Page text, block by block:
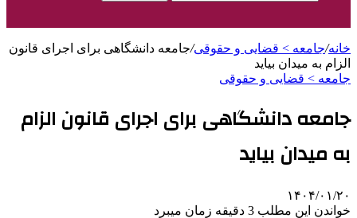
خانه/جامعه > قضایی و حقوقی/جامعه دانشگاهی برای اجرای قانون
الزام به میدان بیاید
جامعه > قضایی و حقوقی
جامعه دانشگاهی برای اجرای قانون الزام
به میدان بیاید
۱۴۰۴/۰۱/۲۰
خواندن این مطلب 3 دقیقه زمان میبرد